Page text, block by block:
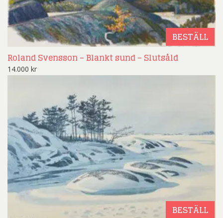
BESTÄLL
Roland Svensson – Blankt sund – Slutsåld
14.000 kr
BESTÄLL